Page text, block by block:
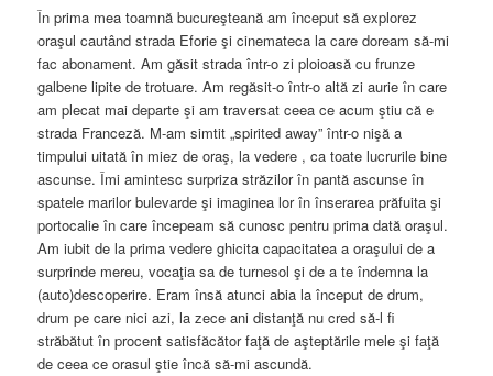
În prima mea toamnă bucureşteană am început să explorez
oraşul cautând strada Eforie şi cinemateca la care doream să-mi
fac abonament. Am găsit strada într-o zi ploioasă cu frunze
galbene lipite de trotuare. Am regăsit-o într-o altă zi aurie în care
am plecat mai departe şi am traversat ceea ce acum ştiu că e
strada Franceză. M-am simtit „spirited away” într-o nişă a
timpului uitată în miez de oraş, la vedere , ca toate lucrurile bine
ascunse. Îmi amintesc surpriza străzilor în pantă ascunse în
spatele marilor bulevarde şi imaginea lor în înserarea prăfuita şi
portocalie în care începeam să cunosc pentru prima dată oraşul.
Am iubit de la prima vedere ghicita capacitatea a oraşului de a
surprinde mereu, vocaţia sa de turnesol şi de a te îndemna la
(auto)descoperire. Eram însă atunci abia la început de drum,
drum pe care nici azi, la zece ani distanţă nu cred să-l fi
străbătut în procent satisfăcător faţă de aşteptările mele şi faţă
de ceea ce orasul ştie încă să-mi ascundă.